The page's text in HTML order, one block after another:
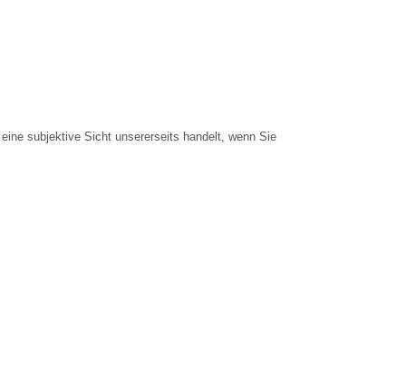
subjektive Sicht unsererseits handelt, wenn Sie